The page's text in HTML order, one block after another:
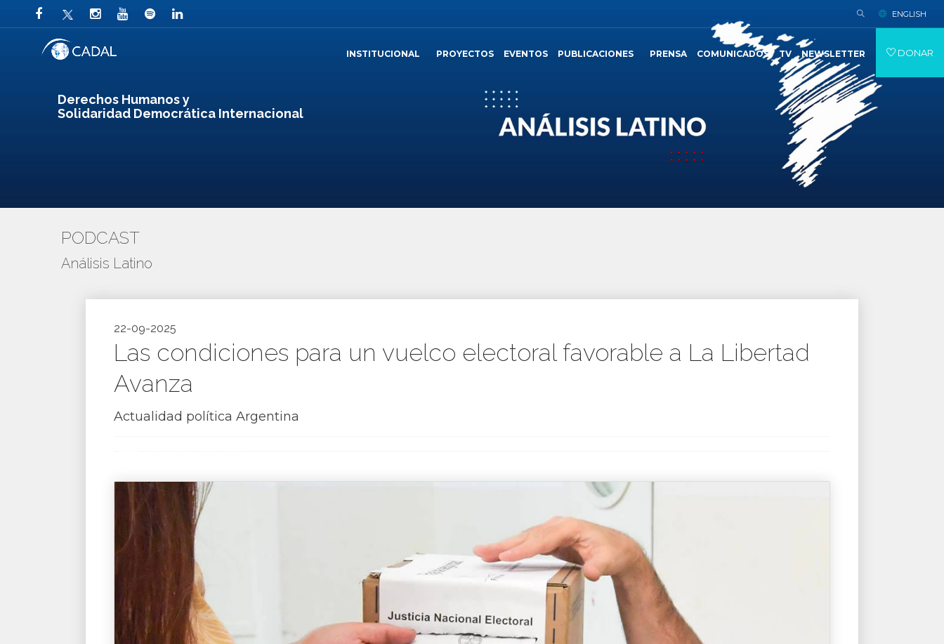
Derechos Humanos y
Solidaridad Democrática Internacional
ENGLISH
INSTITUCIONAL PROYECTOS EVENTOS PUBLICACIONES PRENSA COMUNICADOS TV NEWSLETTER DONAR
PODCAST
Análisis Latino
22-09-2025
Las condiciones para un vuelco electoral favorable a La Libertad
Avanza
Actualidad política Argentina